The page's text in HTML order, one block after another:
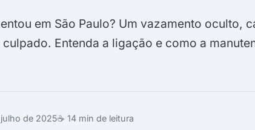
em São Paulo? Um vazamento oculto,
Entenda a ligação e como a
de 2025☕ 14 min de leitura